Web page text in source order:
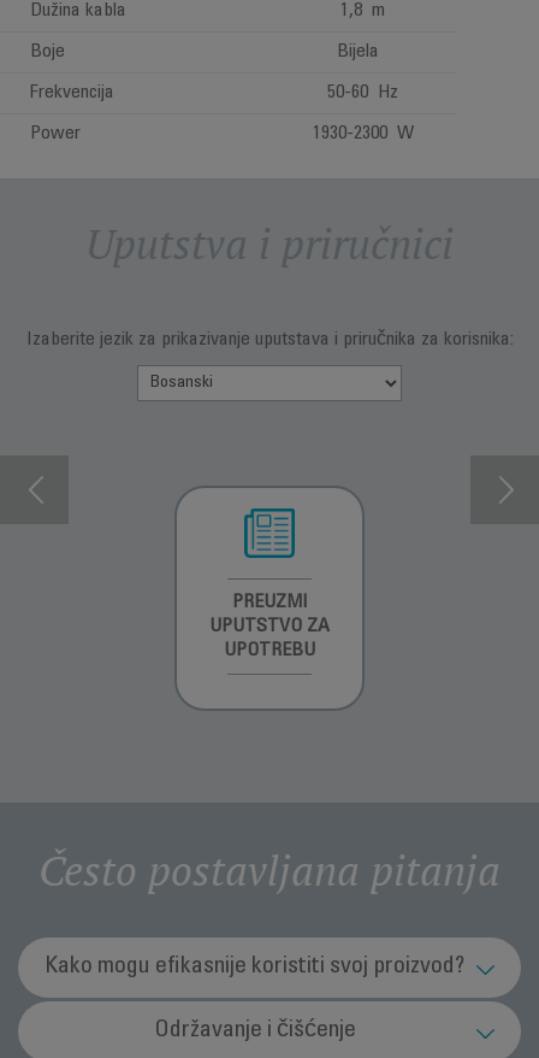
Dužina kabla 1,8 m
Boje Bijela
Frekvencija 50-60 Hz
Power 1930-2300 W
Uputstva i priručnici
Izaberite jezik za prikazivanje uputstava i priručnika za korisnika:
PREUZMI
UPUTSTVO ZA
UPOTREBU
Često postavljana pitanja
Kako mogu efikasnije koristiti svoj proizvod?
Kako da odaberem brzinu protoka vazduha?
Održavanje i čišćenje